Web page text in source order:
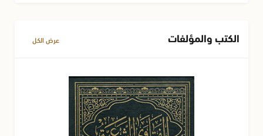
الكتب والمؤلفات عرض الكل